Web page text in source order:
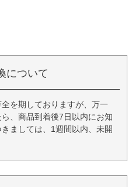
について
を期しておりますが、万一
、商品到着後7日以内にお知
ましては、1週間以内、未開